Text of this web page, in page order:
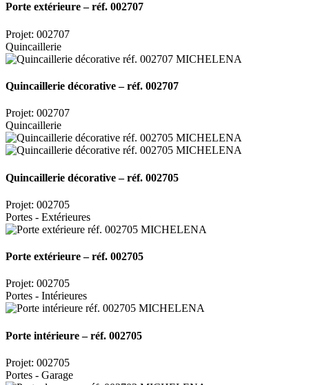
Porte extérieure – réf. 002707
Projet: 002707
Quincaillerie
Quincaillerie décorative – réf. 002707
Projet: 002707
Quincaillerie
Quincaillerie décorative – réf. 002705
Projet: 002705
Portes - Extérieures
Porte extérieure – réf. 002705
Projet: 002705
Portes - Intérieures
Porte intérieure – réf. 002705
Projet: 002705
Portes - Garage